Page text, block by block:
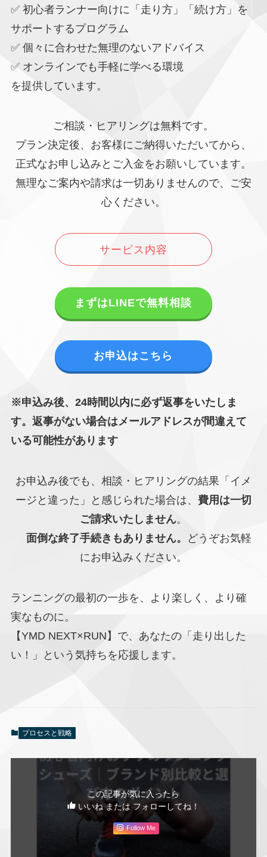
✅ 初心者ランナー向けに「走り方」「続け方」を
サポートするプログラム
✅ 個々に合わせた無理のないアドバイス
✅ オンラインでも手軽に学べる環境
を提供しています。
ご相談・ヒアリングは無料です。
プラン決定後、お客様にご納得いただいてから、
正式なお申し込みとご入金をお願いしています。
無理なご案内や請求は一切ありませんので、ご安
心ください。
サービス内容
まずはLINEで無料相談
お申込はこちら
※申込み後、24時間以内に必ず返事をいたしま
す。返事がない場合はメールアドレスが間違えて
いる可能性があります
お申込み後でも、相談・ヒアリングの結果「イメ
ージと違った」と感じられた場合は、 費用は一切
ご請求いたしません。
面倒な終了手続きもありません。
どうぞお気軽
にお申込みください。
ランニングの最初の一歩を、より楽しく、より確
実なものに。
【YMD NEXT×RUN】で、あなたの「走り出した
い！」という気持ちを応援します。
プロセスと戦略
この記事が気に入ったら
いいね または フォローしてね！
Follow Me